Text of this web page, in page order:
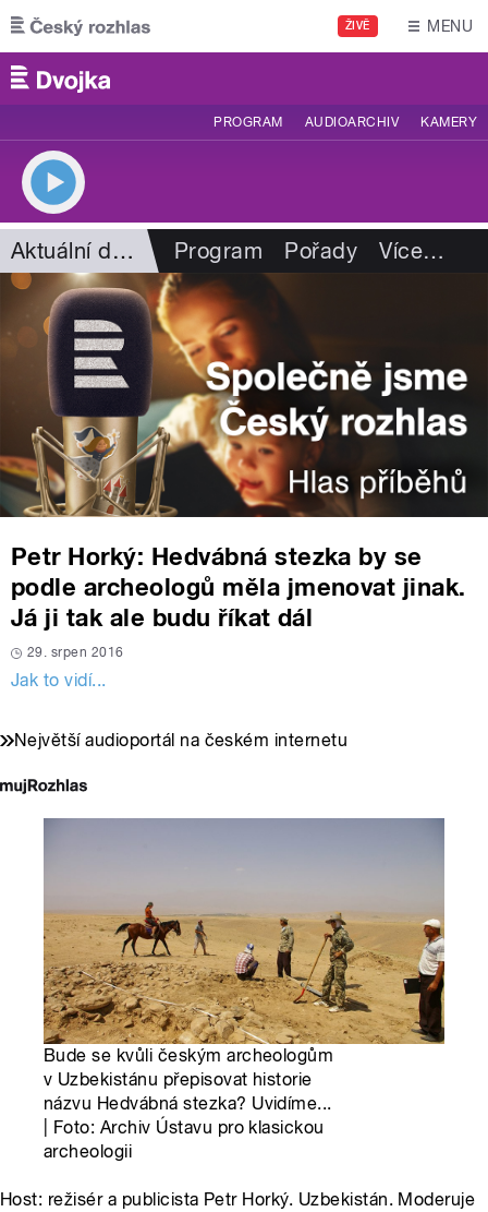
Přejít k hlavnímu obsahu
ŽIVĚ MENU
PROGRAM AUDIOARCHIV KAMERY
Aktuální dění Program Pořady Více…
Petr Horký: Hedvábná stezka by se
podle archeologů měla jmenovat jinak.
Já ji tak ale budu říkat dál
29. srpen 2016
Jak to vidí...
Největší audioportál na českém internetu
Bude se kvůli českým archeologům
v Uzbekistánu přepisovat historie
názvu Hedvábná stezka? Uvidíme...
| Foto: Archiv Ústavu pro klasickou
archeologii
Host: režisér a publicista Petr Horký. Uzbekistán. Moderuje